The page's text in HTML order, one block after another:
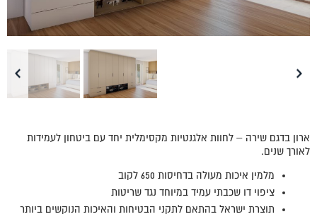
ארון בדגם שירה – לחוות אלגנטיות מקסימלית יחד עם ביטחון לעמידות
לאורך שנים.
מלמין איכות מעולה בדחיסות 650 לקוב
ציפוי דו שכבתי עמיד במיוחד נגד שריטות
תוצרת ישראל בהתאם לתקני הבטיחות והאיכות הנוקשים ביותר